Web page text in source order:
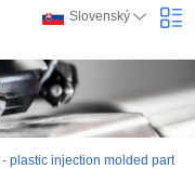
Slovenský
- plastic injection molded part